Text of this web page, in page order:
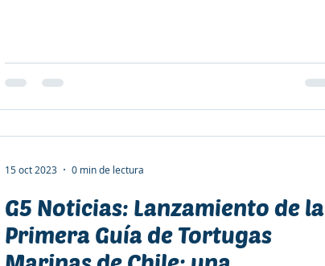
G5 Noticias: Lanzamiento de la
Primera Guía de Tortugas
15 oct 2023 0 min de lectura